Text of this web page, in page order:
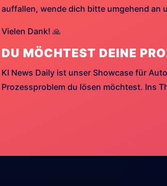
auffallen, wende dich bitte umgehend
Vielen Dank! 🙏
DU MÖCHTEST DEINE
KI News Daily ist unser Showcase für
Prozessproblem du lösen möchtest. Ins